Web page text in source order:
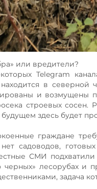
или вредители?
Telegram
находится в
и возмущены
строевых сосен.
здесь будет
граждане
садоводов,
СМИ
черных» лесорубах и
задача